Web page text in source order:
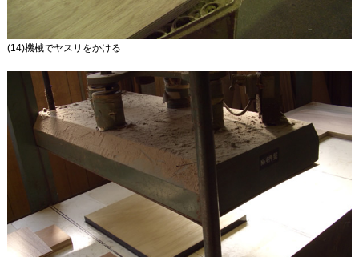
(14)機械でヤスリをかける